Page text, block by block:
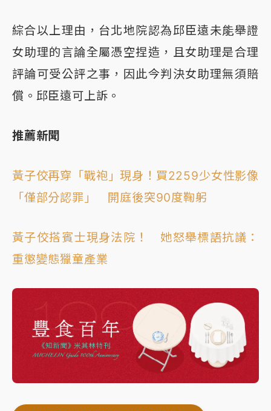
綜合以上理由，台北地院認為邱臣遠未能舉證
女助理的言論全屬憑空捏造，且女助理是合理
評論可受公評之事，因此今判決女助理無須賠
償。邱臣遠可上訴。
推薦新聞
黃子佼再穿「戰袍」現身！買2259少女性影像
「僅部分認罪」 開庭後突90度鞠躬
黃子佼搭賓士現身法院！ 她怒舉標語抗議：
重懲變態獵童產業